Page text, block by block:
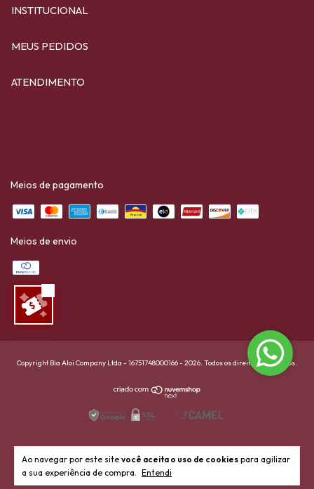
Ao navegar por este site você aceita o uso de cookies para agilizar
a sua experiência de compra. Entendi
INSTITUCIONAL
MEUS PEDIDOS
ATENDIMENTO
Meios de pagamento
Meios de envio
Copyright Bia Aloi Company Ltda - 16751748000166 - 2026. Todos os direitos reservados.